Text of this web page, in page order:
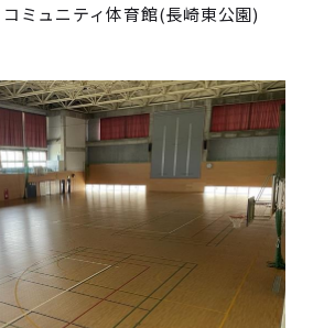
コミュニティ体育館(長崎東公園)